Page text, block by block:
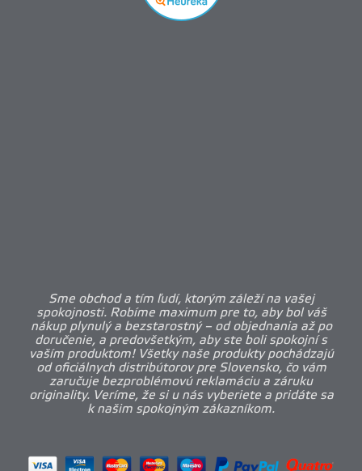
Sme obchod a tím ľudí, ktorým záleží na vašej
spokojnosti. Robíme maximum pre to, aby bol váš
nákup plynulý a bezstarostný – od objednania až po
doručenie, a predovšetkým, aby ste boli spokojní s
vaším produktom! Všetky naše produkty pochádzajú
od oficiálnych distribútorov pre Slovensko, čo vám
zaručuje bezproblémovú reklamáciu a záruku
originality. Veríme, že si u nás vyberiete a pridáte sa
k našim spokojným zákazníkom.